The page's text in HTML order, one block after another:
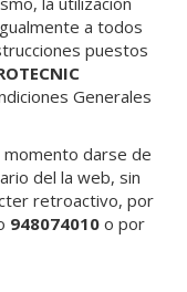
a todos
puestos
Generales
darse de
del la web, sin
retroactivo, por
948074010 o por